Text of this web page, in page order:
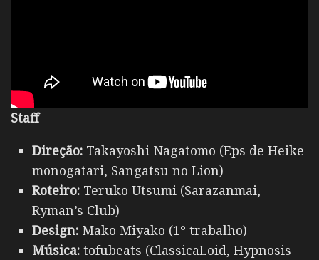
Staff
Direção: Takayoshi Nagatomo (Eps de Heike
monogatari, Sangatsu no Lion)
Roteiro: Teruko Utsumi (Sarazanmai,
Ryman’s Club)
Design: Mako Miyako (1º trabalho)
Música: tofubeats (ClassicaLoid, Hypnosis